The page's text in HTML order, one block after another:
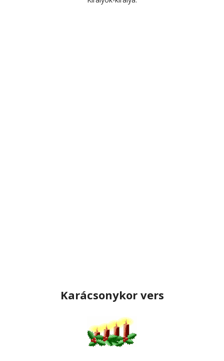
Karácsonykor vers